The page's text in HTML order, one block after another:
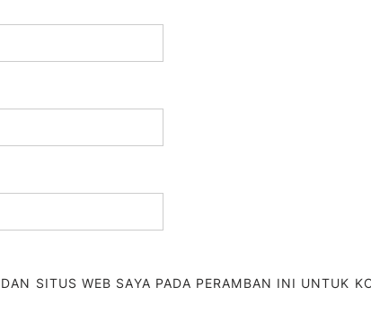
SITUS WEB SAYA PADA PERAMBAN INI UNTUK